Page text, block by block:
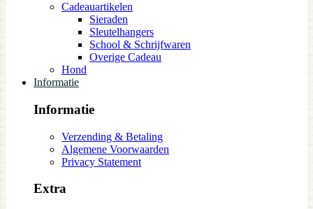
Cadeauartikelen
Sieraden
Sleutelhangers
School & Schrijfwaren
Overige Cadeau
Hond
Informatie
Informatie
Verzending & Betaling
Algemene Voorwaarden
Privacy Statement
Extra